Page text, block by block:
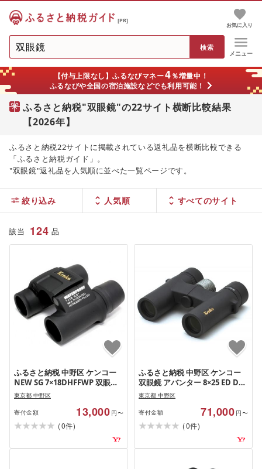
[PR]
お気に入り
メニュー
【付与上限なし】ふるなびマネー4％増量中！
ふるなびや全国の宿泊施設などでも利用可能！
ふるさと納税"双眼鏡"の22サイト横断比較結果
【2026年】
ふるさと納税22サイトに掲載されている返礼品を横断比較できる
「ふるさと納税ガイド」。
"双眼鏡"返礼品を人気順に並べた一覧ページです。
絞り込み 人気順
該当 124 品
ふるさと納税 中野区 ケンコー
NEW SG 7×18DHFFWP 双眼鏡
4961607011713
東京都 中野区
寄付金額 13,000 円〜
(0件)
ふるさと納税 中野区 ケンコー
双眼鏡 アバンター 8×25 ED DH
AVT-0825E 4961607976517
東京都 中野区
寄付金額 71,000 円〜
(0件)